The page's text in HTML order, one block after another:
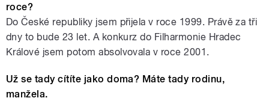
roce?
Do České republiky jsem přijela v roce 1999. Právě za tři
dny to bude 23 let. A konkurz do Filharmonie Hradec
Králové jsem potom absolvovala v roce 2001.
Už se tady cítíte jako doma? Máte tady rodinu,
manžela.